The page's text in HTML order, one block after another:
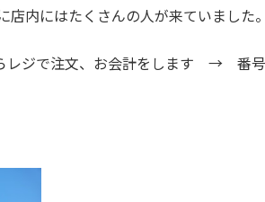
内にはたくさんの人が来ていました。
レジで注文、お会計をします → 番